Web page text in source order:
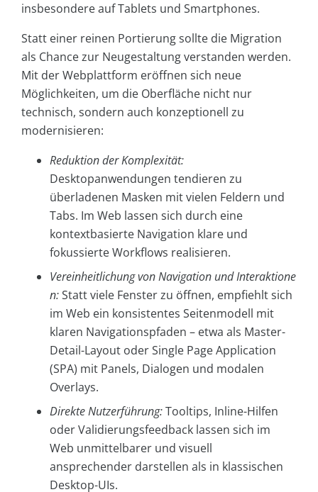
insbesondere auf Tablets und Smartphones.
Statt einer reinen Portierung sollte die Migration
als Chance zur Neugestaltung verstanden werden.
Mit der Webplattform eröffnen sich neue
Möglichkeiten, um die Oberfläche nicht nur
technisch, sondern auch konzeptionell zu
modernisieren:
Reduktion der Komplexität:
Desktopanwendungen tendieren zu
überladenen Masken mit vielen Feldern und
Tabs. Im Web lassen sich durch eine
kontextbasierte Navigation klare und
fokussierte Workflows realisieren.
Vereinheitlichung von Navigation und Interaktione
n:Statt viele Fenster zu öffnen, empfiehlt sich
im Web ein konsistentes Seitenmodell mit
klaren Navigationspfaden – etwa als Master-
Detail-Layout oder Single Page Application
(SPA) mit Panels, Dialogen und modalen
Overlays.
Direkte Nutzerführung:Tooltips, Inline-Hilfen
oder Validierungsfeedback lassen sich im
Web unmittelbarer und visuell
ansprechender darstellen als in klassischen
Desktop-UIs.